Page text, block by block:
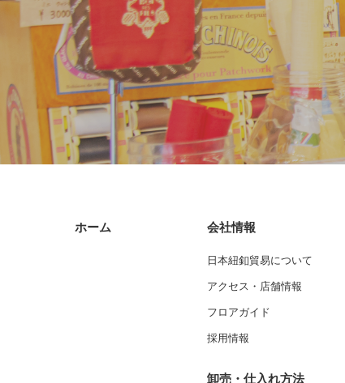
ホーム 会社情報
日本紐釦貿易について
アクセス・店舗情報
フロアガイド
採用情報
卸売・仕入れ方法